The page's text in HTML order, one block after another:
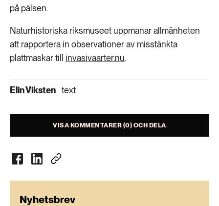
på pälsen.
Naturhistoriska riksmuseet uppmanar allmänheten
att rapportera in observationer av misstänkta
plattmaskar till invasivaarter.nu.
Elin Viksten text
VISA KOMMENTARER (0) OCH DELA
Nyhetsbrev